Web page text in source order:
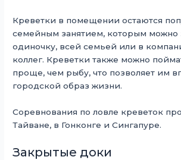
Креветки в помещении остаются
семейным занятием, которым можно
одиночку, всей семьей или в
коллег. Креветки также можно
проще, чем рыбу, что позволяет им
городской образ жизни.
Соревнования по ловле креветок
Тайване, в Гонконге и Сингапуре.
Закрытые доки